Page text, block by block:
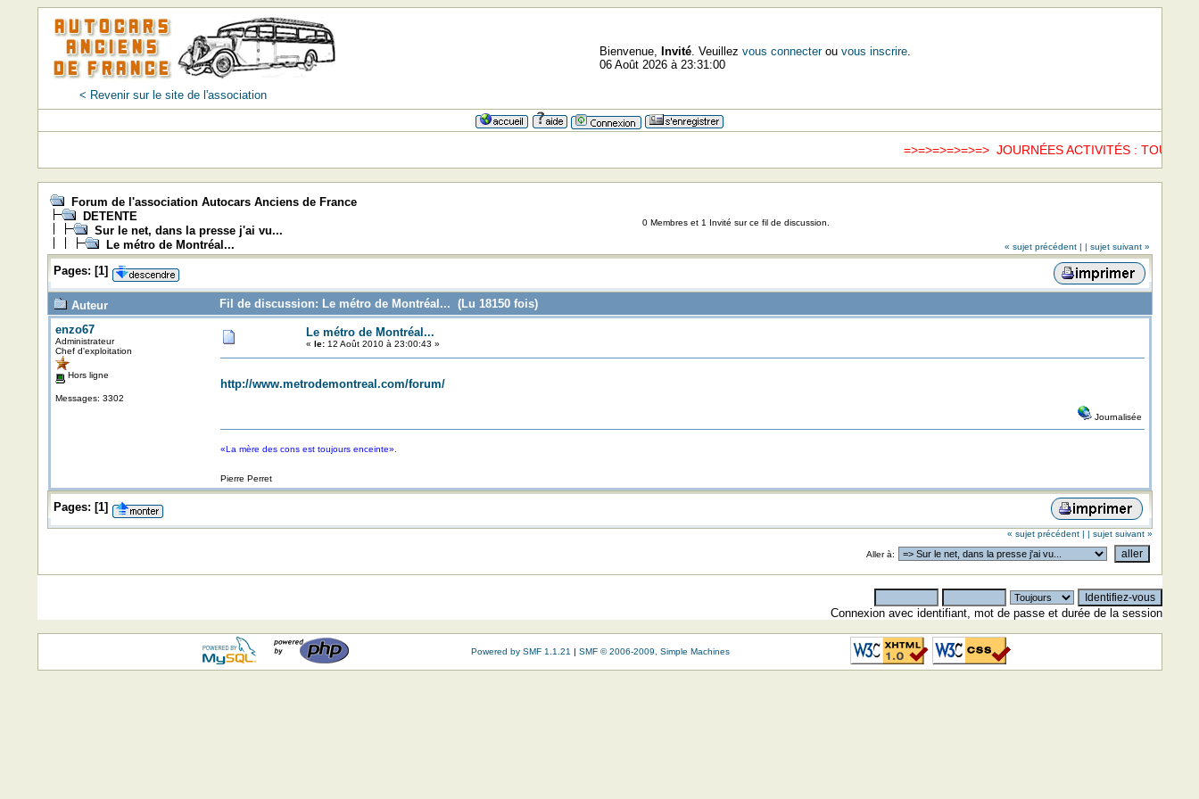
< Revenir sur le site de l'association
Bienvenue, Invité. Veuillez vous connecterou vous inscrire.
06 Août 2026 à 23:31:00
=>=>=>=>=>=> JOURNÉES ACTIVITÉS : TOUS
Forum de l'association Autocars Anciens de France
DETENTE
Sur le net, dans la presse j'ai vu...
Le métro de Montréal...
0 Membres et 1 Invité sur ce fil de discussion.
« sujet précédent | | sujet suivant »
Pages: [1]
Auteur
Fil de discussion: Le métro de Montréal... (Lu 18150 fois)
enzo67
Administrateur
Chef d'exploitation
Hors ligne
Messages: 3302
Le métro de Montréal...
« le:12 Août 2010 à 23:00:43 »
http://www.metrodemontreal.com/forum/
Journalisée
«La mère des cons est toujours enceinte».
Pierre Perret
Pages: [1]
« sujet précédent | | sujet suivant »
Aller à:
Connexion avec identifiant, mot de passe et durée de la session
Powered by SMF 1.1.21 | SMF © 2006-2009, Simple Machines